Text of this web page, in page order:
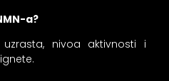
a?
nivoa aktivnosti i